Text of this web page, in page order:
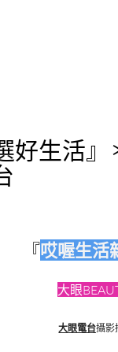
好生活』
『哎喔生活
大眼
大眼電台攝影